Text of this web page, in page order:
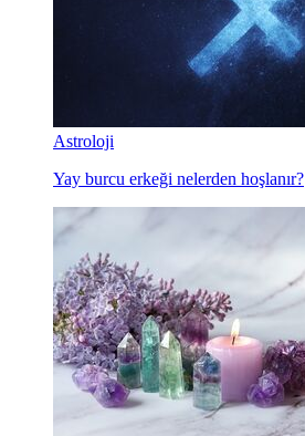
Astroloji
Yay burcu erkeği nelerden hoşlanır?